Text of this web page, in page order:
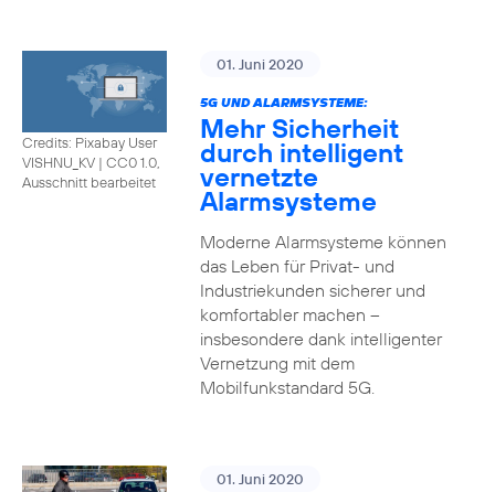
Credits: Pixabay User
VISHNU_KV | CC0 1.0,
Ausschnitt bearbeitet
01. Juni 2020
5G UND ALARMSYSTEME:
Mehr Sicherheit
durch intelligent
vernetzte
Alarmsysteme
Moderne Alarmsysteme können
das Leben für Privat- und
Industriekunden sicherer und
komfortabler machen –
insbesondere dank intelligenter
Vernetzung mit dem
Mobilfunkstandard 5G.
01. Juni 2020